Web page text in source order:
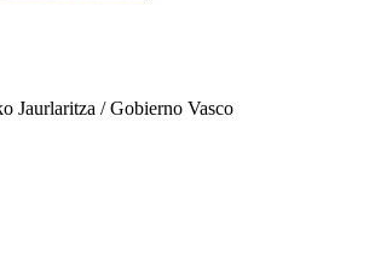
Jaurlaritza / Gobierno Vasco